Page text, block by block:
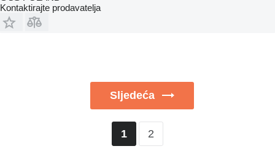
Kontaktirajte prodavatelja
Sljedeća
1 2